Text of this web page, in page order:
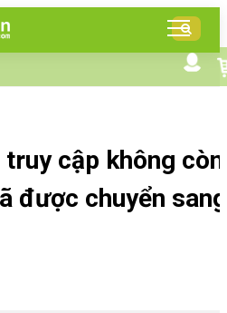
MỤC
cập không còn
được chuyển sang